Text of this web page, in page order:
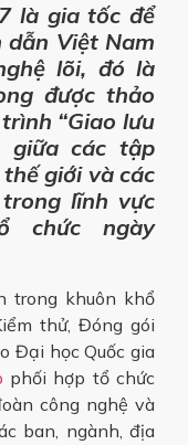
là gia tốc để
dẫn Việt Nam
lõi, đó là
được thảo
“Giao lưu
giữa các tập
giới và các
lĩnh vực
chức ngày
trong khuôn khổ
thử, Đóng gói
Đại học Quốc gia
phối hợp tổ chức
công nghệ và
ban, ngành, địa